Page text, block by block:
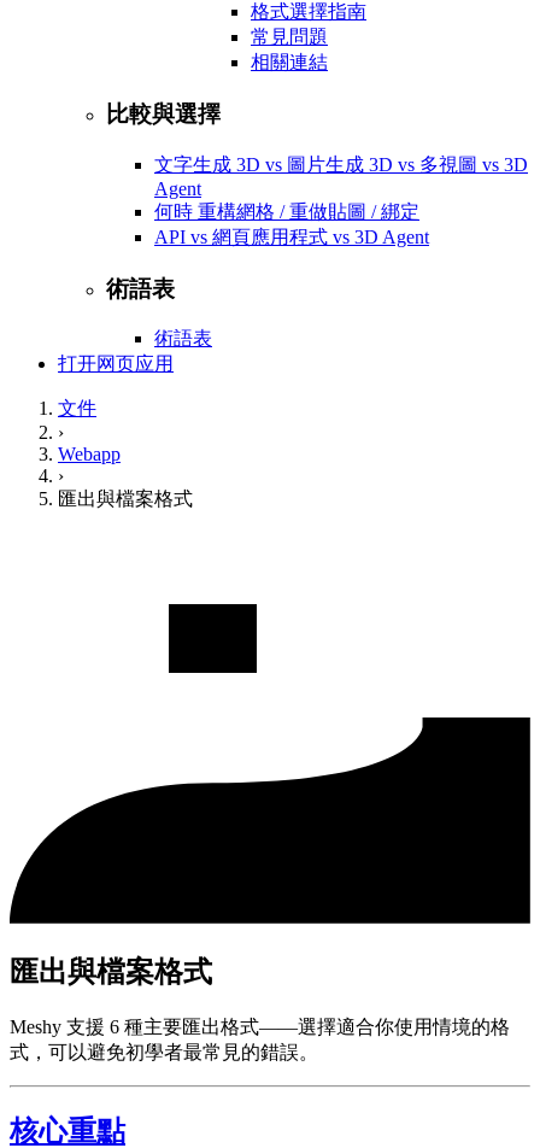
格式選擇指南
常見問題
相關連結
比較與選擇
文字生成 3D vs 圖片生成 3D vs 多視圖 vs 3D
Agent
何時 重構網格 / 重做貼圖 / 綁定
API vs 網頁應用程式 vs 3D Agent
術語表
術語表
打开网页应用
文件
›
Webapp
›
匯出與檔案格式
匯出與檔案格式
Meshy 支援 6 種主要匯出格式——選擇適合你使用情境的格
式，可以避免初學者最常見的錯誤。
核心重點